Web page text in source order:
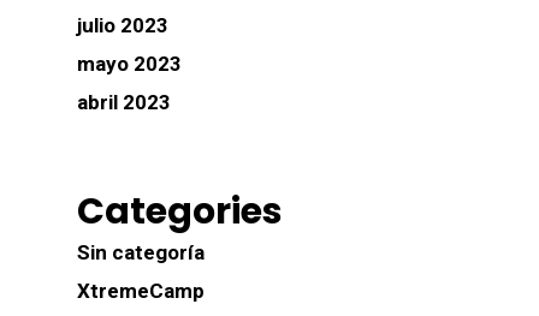
julio 2023
mayo 2023
abril 2023
Categories
Sin categoría
XtremeCamp